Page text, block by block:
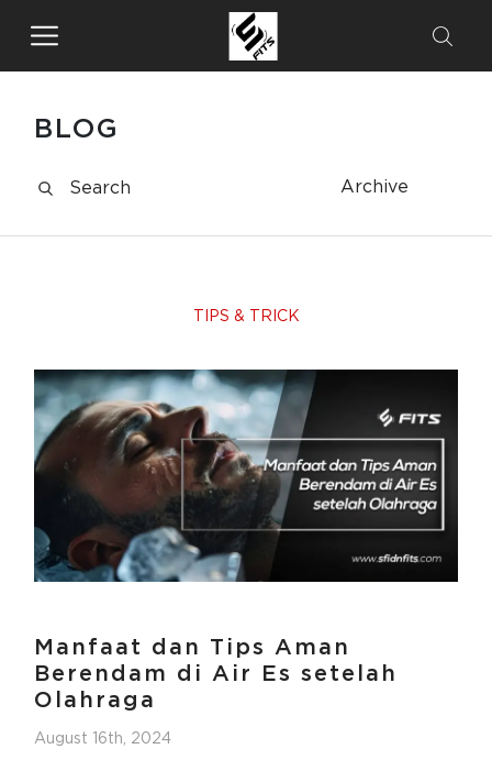
BLOG
Archive
TIPS & TRICK
Manfaat dan Tips Aman
Berendam di Air Es setelah
Olahraga
August 16th, 2024